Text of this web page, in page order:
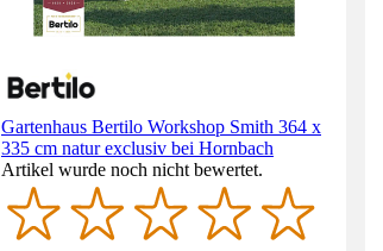
Gartenhaus Bertilo Workshop Smith 364 x
335 cm natur exclusiv bei Hornbach
Artikel wurde noch nicht bewertet.